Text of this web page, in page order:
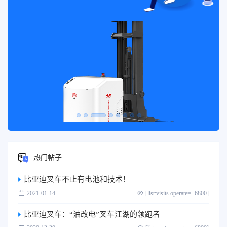
热门帖子
比亚迪叉车不止有电池和技术！
2021-01-14 [list:visits operate=+6800]
比亚迪叉车：“油改电”叉车江湖的领跑者